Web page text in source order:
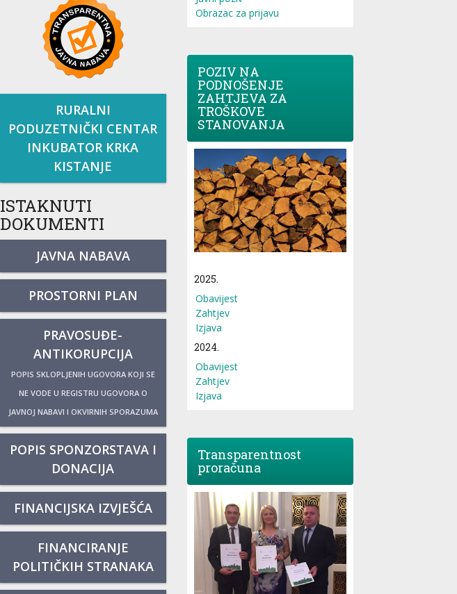
RURALNI
PODUZETNIČKI CENTAR
INKUBATOR KRKA
KISTANJE
ISTAKNUTI
DOKUMENTI
JAVNA NABAVA
PROSTORNI PLAN
PRAVOSUĐE-
ANTIKORUPCIJA
POPIS SKLOPLJENIH UGOVORA KOJI SE
NE VODE U REGISTRU UGOVORA O
JAVNOJ NABAVI I OKVIRNIH SPORAZUMA
POPIS SPONZORSTAVA I
DONACIJA
FINANCIJSKA IZVJEŠĆA
FINANCIRANJE
POLITIČKIH STRANAKA
Obrazac za prijavu
POZIV NA
PODNOŠENJE
ZAHTJEVA ZA
TROŠKOVE
STANOVANJA
2025.
Obavijest
Zahtjev
Izjava
2024.
Obavijest
Zahtjev
Izjava
Transparentnost
proračuna